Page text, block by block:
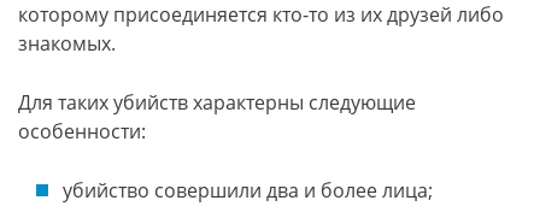
которому присоединяется кто-то из их друзей либо
знакомых.
Для таких убийств характерны следующие
особенности:
убийство совершили два и более лица;